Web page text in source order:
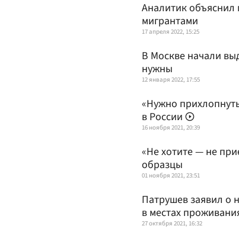
Аналитик
мигрантами
17 апреля 2022, 15:25
В Москве начали
нужны
12 января 2022, 17:55
«Нужно
в России
16 ноября 2021, 20:39
«Не хотите — не
образцы
01 ноября 2021, 23:51
Патрушев заявил о
в местах
27 октября 2021, 16:32